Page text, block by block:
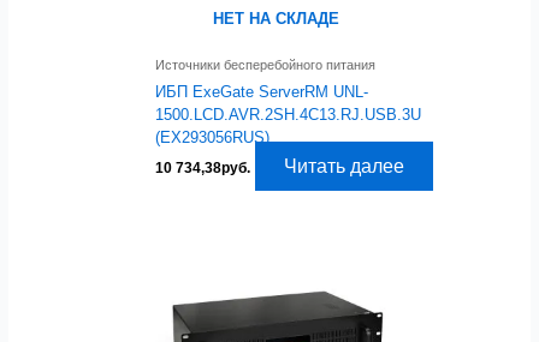
НЕТ НА СКЛАДЕ
Источники бесперебойного питания
ИБП ExeGate ServerRM UNL-
1500.LCD.AVR.2SH.4C13.RJ.USB.3U
(EX293056RUS)
10 734,38руб. Читать далее